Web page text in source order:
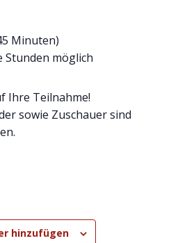
Minuten)
Stunden möglich
Ihre Teilnahme!
sowie Zuschauer sind
hinzufügen